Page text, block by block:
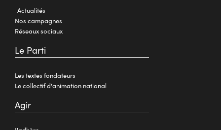
Actualités
Nos campagnes
Réseaux sociaux
Le Parti
Les textes fondateurs
Le collectif d'animation national
Agir